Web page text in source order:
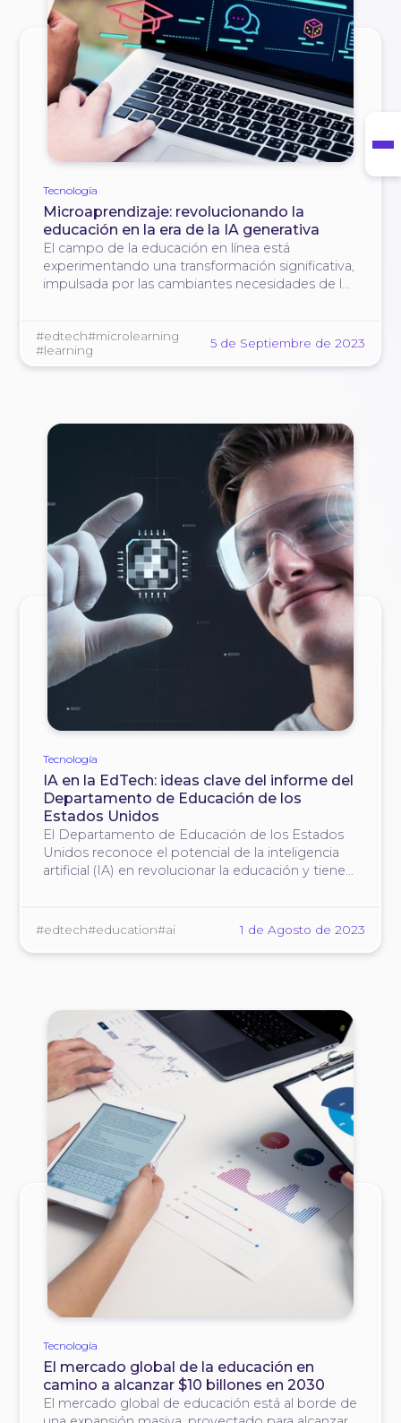
Tecnología
Microaprendizaje: revolucionando la
educación en la era de la IA generativa
El campo de la educación en línea está
experimentando una transformación significativa,
impulsada por las cambiantes necesidades de los
#edtech#microlearning
#learning
5 de Septiembre de 2023
Tecnología
IA en la EdTech: ideas clave del informe del
Departamento de Educación de los
Estados Unidos
El Departamento de Educación de los Estados
Unidos reconoce el potencial de la inteligencia
artificial (IA) en revolucionar la educación y tiene
tecnológicos.
#edtech#education#ai 1 de Agosto de 2023
Tecnología
El mercado global de la educación en
camino a alcanzar $10 billones en 2030
El mercado global de educación está al borde de